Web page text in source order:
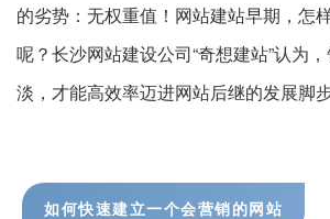
的劣势：无权重值！网站建站早期，怎
呢？长沙网站建设公司“奇想建站”认为
淡，才能高效率迈进网站后继的发展脚步
如何快速建立一个会营销的网站